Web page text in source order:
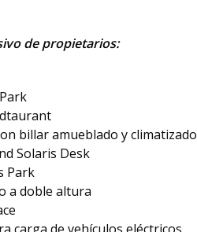
de propietarios:
billar amueblado y climatizado
Solaris Desk
Park
a doble altura